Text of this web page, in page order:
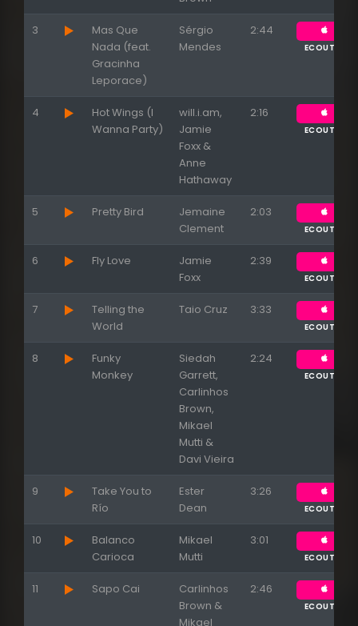
Appuyez sur ENTREE pour valider...
3
Mas Que
Nada (feat.
Gracinha
Leporace)
Sérgio
Mendes
2:44
ECOUTER
4
Hot Wings (I
Wanna Party)
will.i.am,
Jamie
Foxx &
Anne
Hathaway
2:16
ECOUTER
5 Pretty Bird
Jemaine
Clement
2:03
ECOUTER
6 Fly Love
Jamie
Foxx
2:39
ECOUTER
7
Telling the
World
Taio Cruz 3:33
ECOUTER
8
Funky
Monkey
Siedah
Garrett,
Carlinhos
Brown,
Mikael
Mutti &
Davi Vieira
2:24
ECOUTER
9
Take You to
Río
Ester
Dean
3:26
ECOUTER
10
Balanco
Carioca
Mikael
Mutti
3:01
ECOUTER
11 Sapo Cai
Carlinhos
Brown &
Mikael
2:46
ECOUTER